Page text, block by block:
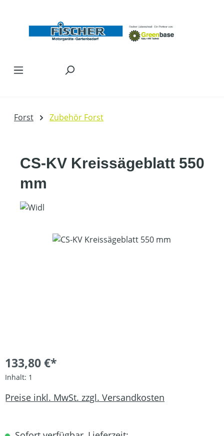
Forst Zubehör Forst
CS-KV Kreissägeblatt 550
mm
Bildergalerie überspringen
133,80 €*
Inhalt: 1
Preise inkl. MwSt. zzgl. Versandkosten